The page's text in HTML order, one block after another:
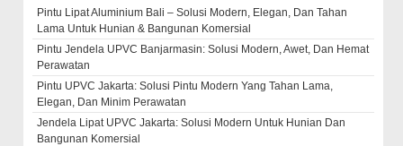
Pintu Lipat Aluminium Bali – Solusi Modern, Elegan, Dan Tahan
Lama Untuk Hunian & Bangunan Komersial
Pintu Jendela UPVC Banjarmasin: Solusi Modern, Awet, Dan Hemat
Perawatan
Pintu UPVC Jakarta: Solusi Pintu Modern Yang Tahan Lama,
Elegan, Dan Minim Perawatan
Jendela Lipat UPVC Jakarta: Solusi Modern Untuk Hunian Dan
Bangunan Komersial